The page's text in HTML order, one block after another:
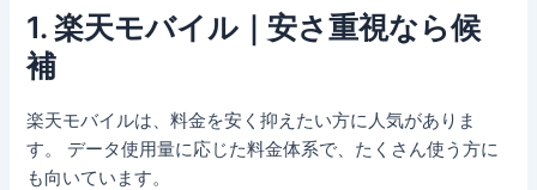
1. 楽天モバイル｜安さ重視なら候
補
楽天モバイルは、料金を安く抑えたい方に人気がありま
す。 データ使用量に応じた料金体系で、たくさん使う方に
も向いています。